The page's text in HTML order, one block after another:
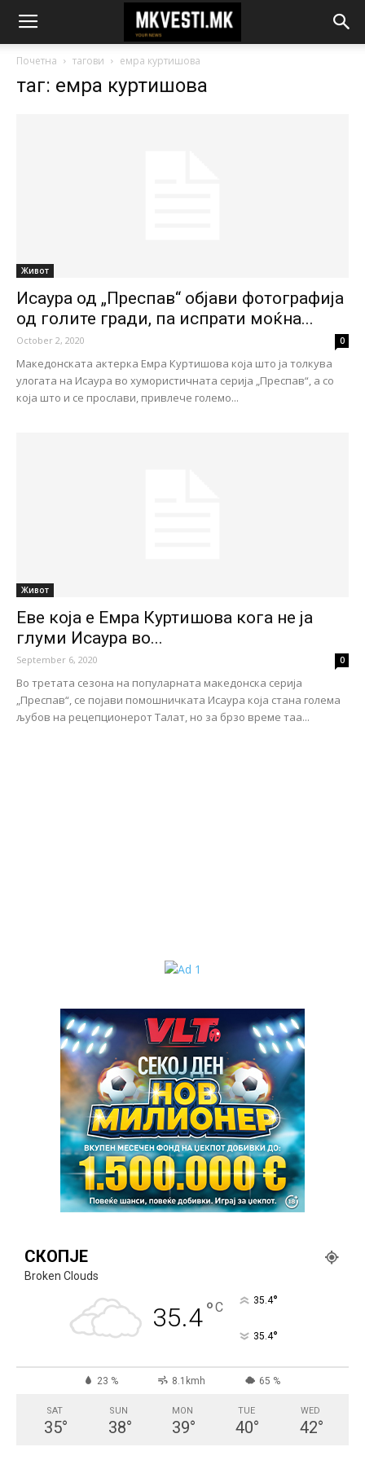
Почетна тагови емра куртишова
таг: емра куртишова
Живот
Исаура од „Преспав“ објави фотографија
од голите гради, па испрати моќна...
October 2, 2020 0
Македонската актерка Емра Куртишова која што ја толкува
улогата на Исаура во хумористичната серија „Преспав“, а со
која што и се прослави, привлече големо...
Живот
Еве која е Емра Куртишова кога не ја
глуми Исаура во...
September 6, 2020 0
Во третата сезона на популарната македонска серија
„Преспав“, се појави помошничката Исаура која стана голема
љубов на рецепционерот Талат, но за брзо време таа...